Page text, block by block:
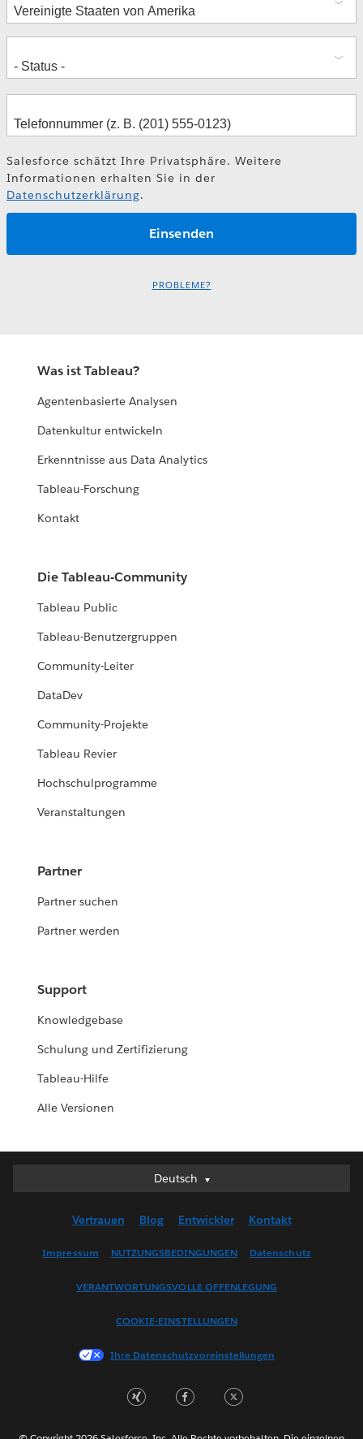
Salesforce schätzt Ihre Privatsphäre. Weitere
Informationen erhalten Sie in der
Datenschutzerklärung.
PROBLEME?
Was ist Tableau?
Agentenbasierte Analysen
Datenkultur entwickeln
Erkenntnisse aus Data Analytics
Tableau-Forschung
Kontakt
Die Tableau-Community
Tableau Public
Tableau-Benutzergruppen
Community-Leiter
DataDev
Community-Projekte
Tableau Revier
Hochschulprogramme
Veranstaltungen
Partner
Partner suchen
Partner werden
Support
Knowledgebase
Schulung und Zertifizierung
Tableau-Hilfe
Alle Versionen
Deutsch
Deutsch
English (US)
Français (France)
한국어
Português
Vertrauen Blog Entwickler Kontakt
Impressum NUTZUNGSBEDINGUNGEN Datenschutz
VERANTWORTUNGSVOLLE OFFENLEGUNG
COOKIE-EINSTELLUNGEN
Ihre Datenschutzvoreinstellungen